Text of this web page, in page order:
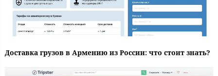
Доставка грузов в Армению из России: что стоит знать?